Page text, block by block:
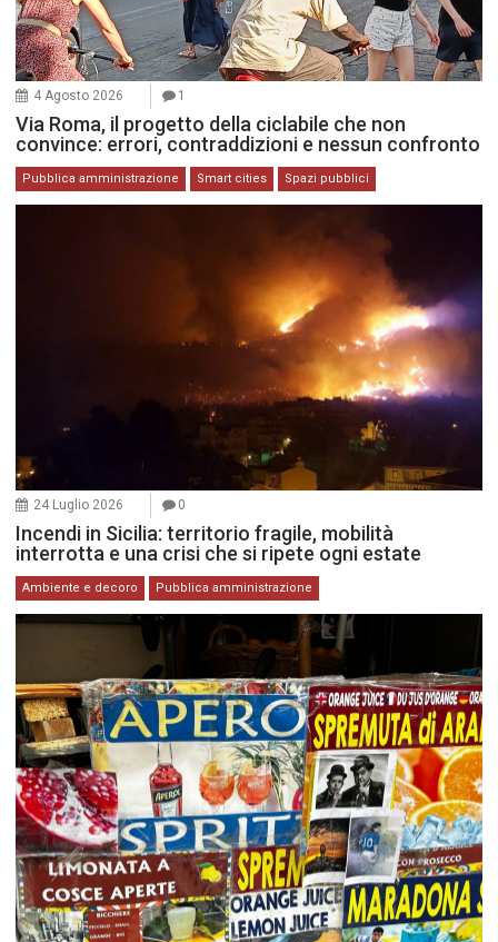
4 Agosto 2026 1
Via Roma, il progetto della ciclabile che non
convince: errori, contraddizioni e nessun confronto
Pubblica amministrazione Smart cities Spazi pubblici
24 Luglio 2026 0
Incendi in Sicilia: territorio fragile, mobilità
interrotta e una crisi che si ripete ogni estate
Ambiente e decoro Pubblica amministrazione